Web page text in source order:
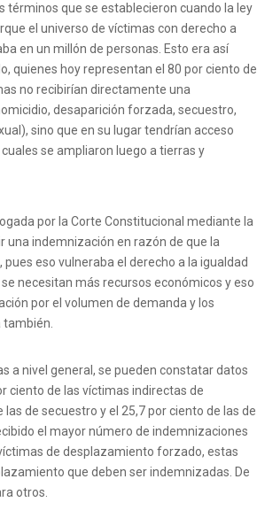
términos que se establecieron cuando la ley
el universo de víctimas con derecho a
en un millón de personas. Esto era así
quienes hoy representan el 80 por ciento de
no recibirían directamente una
desaparición forzada, secuestro,
sino que en su lugar tendrían acceso
se ampliaron luego a tierras y
por la Corte Constitucional mediante la
una indemnización en razón de que la
eso vulneraba el derecho a la igualdad
necesitan más recursos económicos y eso
por el volumen de demanda y los
también.
a nivel general, se pueden constatar datos
ciento de las víctimas indirectas de
de secuestro y el 25,7 por ciento de las de
el mayor número de indemnizaciones
de desplazamiento forzado, estas
que deben ser indemnizadas. De
otros.